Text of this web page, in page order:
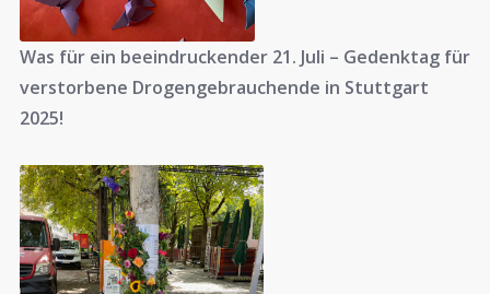
Was für ein beeindruckender 21. Juli – Gedenktag für
verstorbene Drogengebrauchende in Stuttgart
2025!